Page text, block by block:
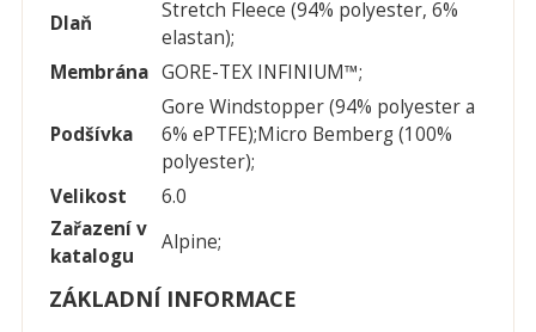
Dlaň
Stretch Fleece (94% polyester, 6%
elastan);
Membrána GORE-TEX INFINIUM™;
Podšívka
Gore Windstopper (94% polyester a
6% ePTFE);Micro Bemberg (100%
polyester);
Velikost
6.0
Zařazení v
katalogu
Alpine;
ZÁKLADNÍ INFORMACE